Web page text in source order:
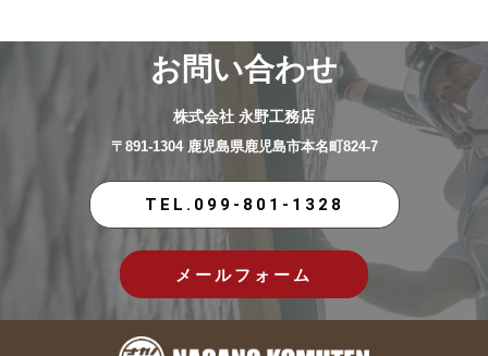
お問い合わせ
株式会社 永野工務店
〒891-1304 鹿児島県鹿児島市本名町824-7
TEL.099-801-1328
メールフォーム